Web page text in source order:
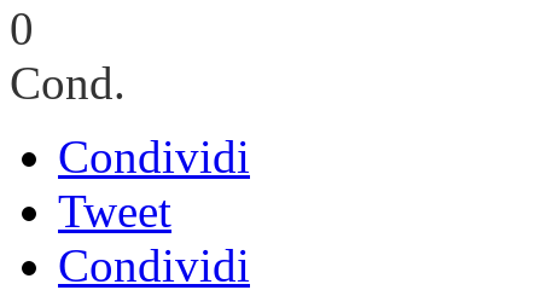
0
Cond.
Condividi
Tweet
Condividi